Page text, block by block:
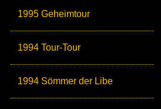
1995 Geheimtour
1994 Tour-Tour
1994 Sömmer der Libe